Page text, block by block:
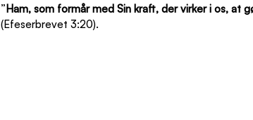
” Ham, som formår med Sin kraft, der virker i os,
(Efeserbrevet 3:20).